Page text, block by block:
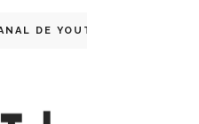
DE YOUTUBE